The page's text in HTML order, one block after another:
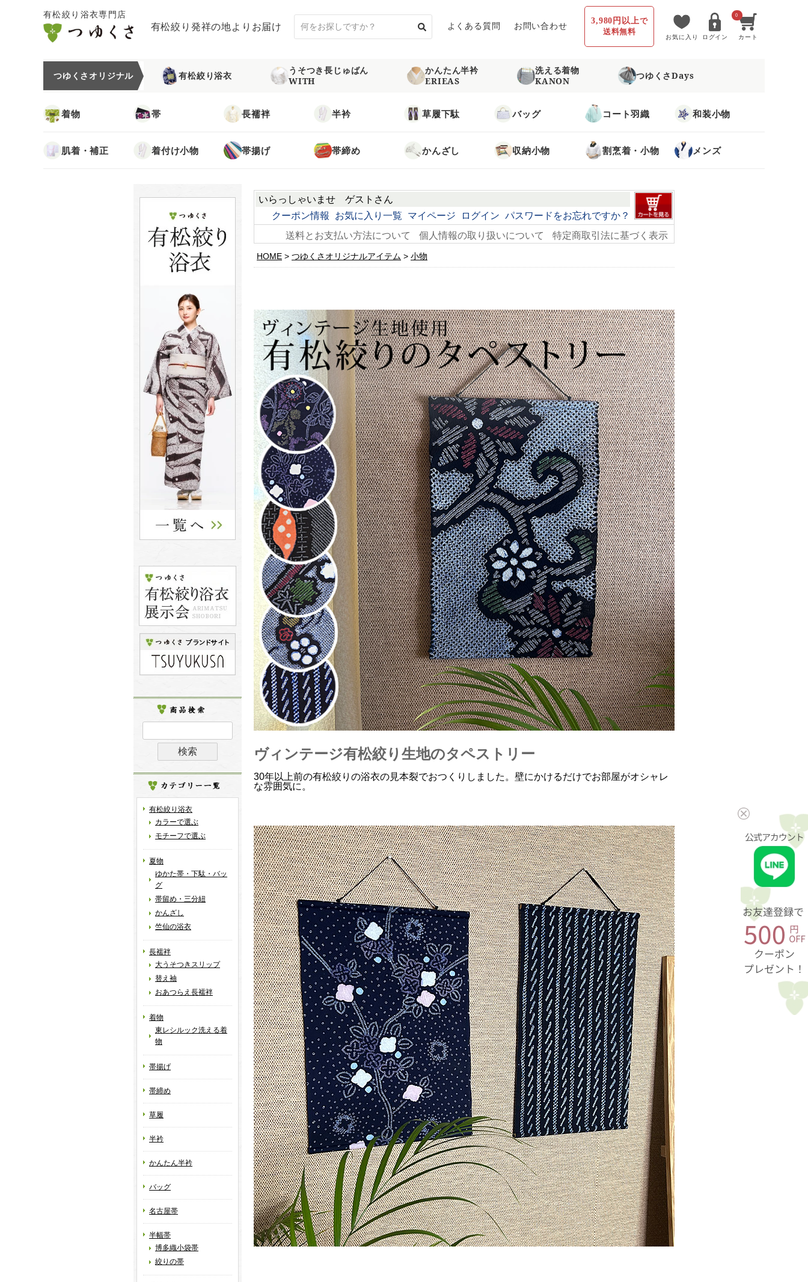
有松絞り浴衣専門店
有松絞り発祥の地よりお届け よくある質問 お問い合わせ
3,980円以上で
送料無料
お気に入り ログイン
0
カート
つゆくさオリジナル 有松絞り浴衣
うそつき長じゅばん
WITH
かんたん半衿
ERIEAS
洗える着物
KANON
つゆくさDays
着物 帯 長襦袢 半衿 草履下駄 バッグ コート羽織 和装小物
肌着・補正 着付け小物 帯揚げ 帯締め かんざし 収納小物 割烹着・小物 メンズ
有松絞り浴衣
カラーで選ぶ
モチーフで選ぶ
夏物
ゆかた帯・下駄・バッ
グ
帯留め・三分紐
かんざし
竺仙の浴衣
長襦袢
大うそつきスリップ
替え袖
おあつらえ長襦袢
着物
東レシルック洗える着
物
帯揚げ
帯締め
草履
半衿
かんたん半衿
バッグ
名古屋帯
半幅帯
博多織小袋帯
絞りの帯
いらっしゃいませ ゲスト さん
クーポン情報
お気に入り一覧 マイページ ログイン パスワードをお忘れですか？
送料とお支払い方法について
個人情報の取り扱いについて 特定商取引法に基づく表示
HOME つゆくさオリジナルアイテム 小物
ヴィンテージ有松絞り生地のタペストリー
30年以上前の有松絞りの浴衣の見本裂でおつくりしました。壁にかけるだけでお部屋がオシャレ
な雰囲気に。